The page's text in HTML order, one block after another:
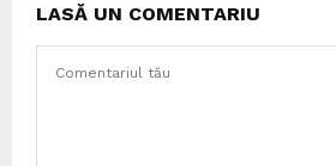
LASĂ UN COMENTARIU